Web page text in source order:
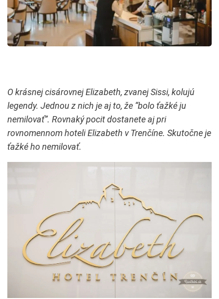
O krásnej cisárovnej Elizabeth, zvanej Sissi, kolujú
legendy. Jednou z nich je aj to, že “bolo ťažké ju
nemilovať”. Rovnaký pocit dostanete aj pri
rovnomennom hoteli Elizabeth v Trenčíne. Skutočne je
ťažké ho nemilovať.